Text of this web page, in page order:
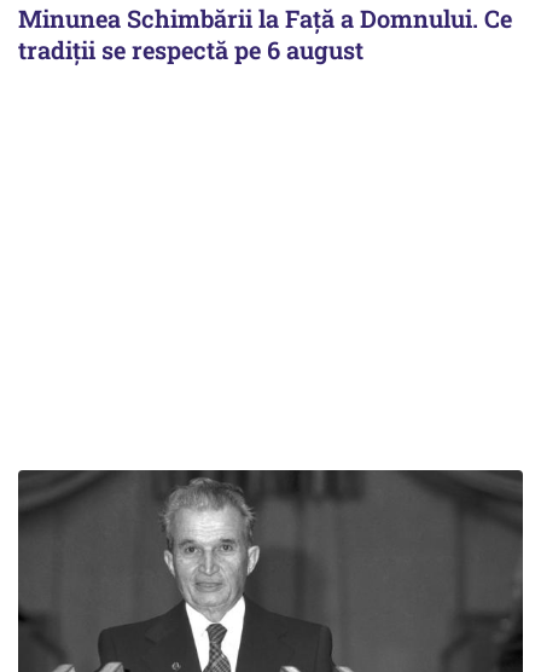
Minunea Schimbării la Față a Domnului. Ce
tradiții se respectă pe 6 august